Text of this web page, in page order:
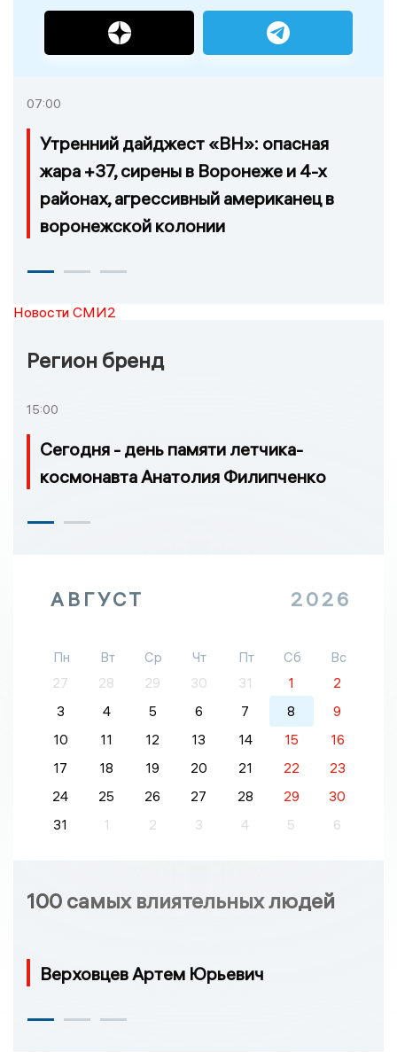
07:00
Утренний дайджест «ВН»: опасная
жара +37, сирены в Воронеже и 4-х
районах, агрессивный американец в
воронежской колонии
Новости СМИ2
Регион бренд
15:00
Сегодня - день памяти летчика-
космонавта Анатолия Филипченко
АВГУСТ 2026
Пн Вт Ср Чт Пт Сб
Вс
27
28 29 30 31 1
2
3
4 5 6 7 8
9
10
11 12 13 14 15
16
17
18 19 20 21 22
23
24
25 26 27 28 29
30
31
1 2 3 4 5 6
100 самых влиятельных людей
Верховцев Артем Юрьевич